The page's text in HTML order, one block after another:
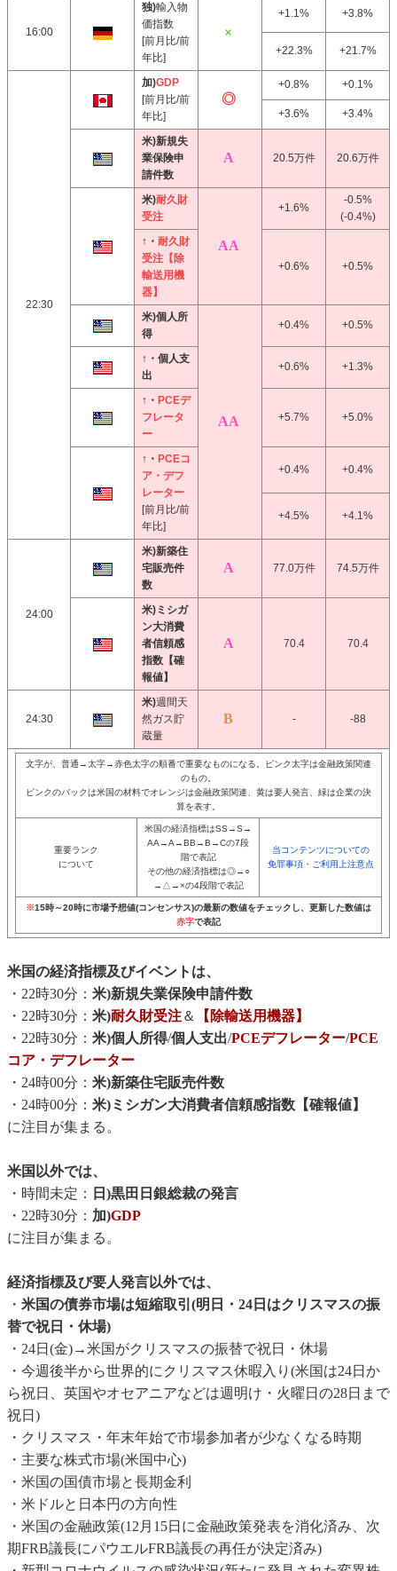
16:00
独)輸入物
価指数
[前月比/前
年比]
+1.1% +3.8%
+22.3% +21.7%
22:30
加)GDP
[前月比/前
年比]
+0.8% +0.1%
+3.6% +3.4%
米)新規失
業保険申
請件数
20.5万件 20.6万件
米)耐久財
受注
+1.6%
-0.5%
(-0.4%)
↑・ 耐久財
受注【除
輸送用機
器】
+0.6% +0.5%
米)個人所
得
+0.4% +0.5%
↑・個人支
出
+0.6% +1.3%
↑・ PCEデ
フレータ
ー
+5.7% +5.0%
↑・ PCEコ
ア・デフ
レーター
[前月比/前
年比]
+0.4% +0.4%
+4.5% +4.1%
24:00
米)新築住
宅販売件
数
77.0万件 74.5万件
米)ミシガ
ン大消費
者信頼感
指数【確
報値】
70.4 70.4
24:30
米)週間天
然ガス貯
蔵量
- -88
文字が、普通→太字→赤色太字の順番で重要なものになる。ピンク太字は金融政策関連
のもの。
ピンクのバックは米国の材料でオレンジは金融政策関連、黄は要人発言、緑は企業の決
算を表す。
重要ランク
について
米国の経済指標はSS→S→
AA→A→BB→B→Cの7段
階で表記
その他の経済指標は◎→○
→△→×の4段階で表記
当コンテンツについての
免罪事項・ご利用上注意点
※15時～20時に市場予想値(コンセンサス)の最新の数値をチェックし、更新した数値は
赤字で表記
米国の経済指標及びイベントは、
・22時30分： 米)新規失業保険申請件数
・22時30分： 米)耐久財受注＆
【除輸送用機器】
・22時30分： 米)個人所得/個人支出/PCEデフレーター/PCE
コア・デフレーター
・24時00分： 米)新築住宅販売件数
・24時00分： 米)ミシガン大消費者信頼感指数【確報値】
に注目が集まる。
米国以外では、
・時間未定：
日)黒田日銀総裁の発言
・22時30分： 加)GDP
に注目が集まる。
経済指標及び要人発言以外では、
・ 米国の債券市場は短縮取引(明日・24日はクリスマスの振
替で祝日・休場)
・24日(金)→米国がクリスマスの振替で祝日・休場
・今週後半から世界的にクリスマス休暇入り(米国は24日か
ら祝日、英国やオセアニアなどは週明け・火曜日の28日まで
祝日)
・クリスマス・年末年始で市場参加者が少なくなる時期
・主要な株式市場(米国中心)
・米国の国債市場と長期金利
・米ドルと日本円の方向性
・米国の金融政策(12月15日に金融政策発表を消化済み、次
期FRB議長にパウエルFRB議長の再任が決定済み)